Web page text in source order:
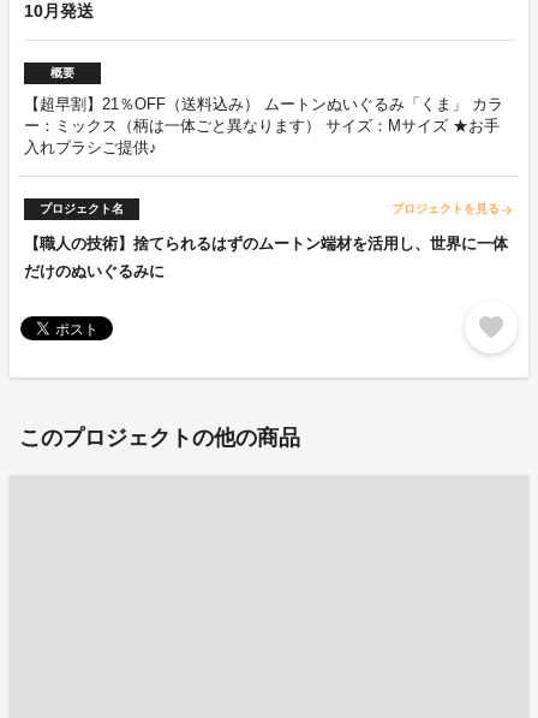
10月発送
概要
【超早割】21％OFF（送料込み） ムートンぬいぐるみ「くま」 カラ
ー：ミックス（柄は一体ごと異なります） サイズ：Mサイズ ★お手
入れブラシご提供♪
プロジェクト名 プロジェクトを見る arrow_forward
【職人の技術】捨てられるはずのムートン端材を活用し、世界に一体
だけのぬいぐるみに
favorite
このプロジェクトの他の商品